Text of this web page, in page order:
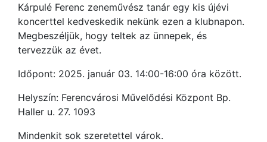
Kárpulé Ferenc zeneművész tanár egy kis újévi
koncerttel kedveskedik nekünk ezen a klubnapon.
Megbeszéljük, hogy teltek az ünnepek, és
tervezzük az évet.
Időpont: 2025. január 03. 14:00-16:00 óra között.
Helyszín: Ferencvárosi Művelődési Központ Bp.
Haller u. 27. 1093
Mindenkit sok szeretettel várok.